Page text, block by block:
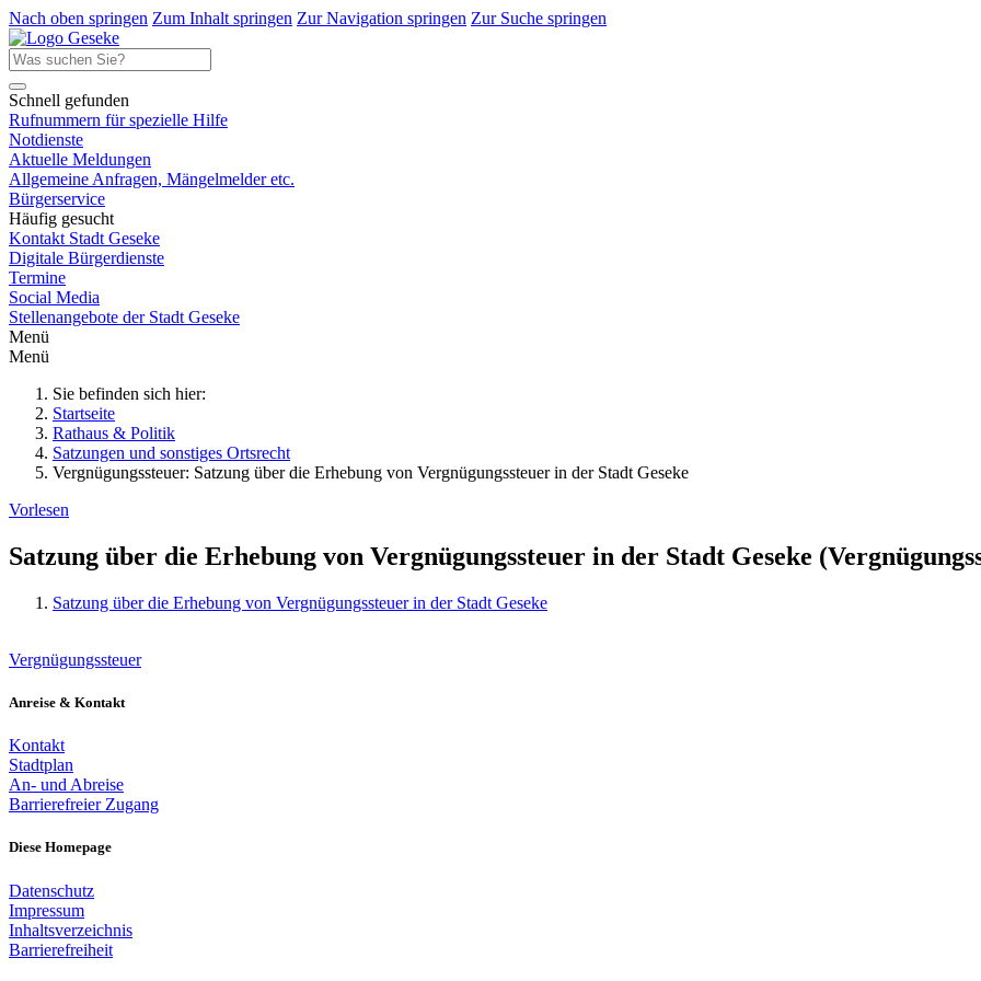
Nach oben springen Zum Inhalt springen Zur Navigation springen Zur Suche springen
Schnell gefunden
Rufnummern für spezielle Hilfe
Notdienste
Aktuelle Meldungen
Allgemeine Anfragen, Mängelmelder etc.
Bürgerservice
Häufig gesucht
Kontakt Stadt Geseke
Digitale Bürgerdienste
Termine
Social Media
Stellenangebote der Stadt Geseke
Menü
Menü
Sie befinden sich hier:
Startseite
Rathaus & Politik
Satzungen und sonstiges Ortsrecht
Vergnügungssteuer: Satzung über die Erhebung von Vergnügungssteuer in der Stadt Geseke
Vorlesen
Satzung über die Erhebung von Vergnügungssteuer in der Stadt Geseke
Satzung über die Erhebung von Vergnügungssteuer in der Stadt Geseke
Vergnügungssteuer
Anreise & Kontakt
Kontakt
Stadtplan
An- und Abreise
Barrierefreier Zugang
Diese Homepage
Datenschutz
Impressum
Inhaltsverzeichnis
Barrierefreiheit